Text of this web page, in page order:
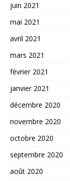
juin 2021
mai 2021
avril 2021
mars 2021
février 2021
janvier 2021
décembre 2020
novembre 2020
octobre 2020
septembre 2020
août 2020